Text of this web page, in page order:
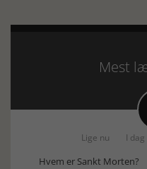
Mest
Lige nu I dag
Hvem er Sankt Morten?